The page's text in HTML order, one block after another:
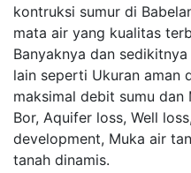
kontruksi sumur di
mata air yang kualitas
Banyaknya dan
lain seperti Ukuran aman
maksimal debit sumu dan
Bor, Aquifer loss, Well
development, Muka air
tanah dinamis.